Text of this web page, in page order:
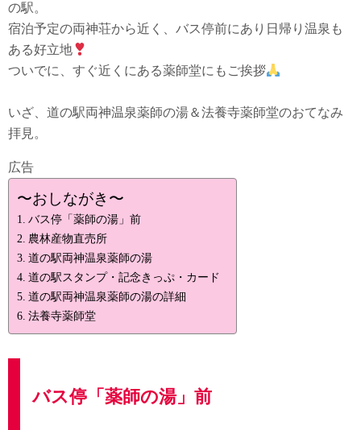
の駅。
宿泊予定の両神荘から近く、バス停前にあり日帰り温泉も
ある好立地
ついでに、すぐ近くにある薬師堂にもご挨拶
いざ、道の駅両神温泉薬師の湯＆法養寺薬師堂のおてなみ
拝見。
広告
〜おしながき〜
バス停「薬師の湯」前
農林産物直売所
道の駅両神温泉薬師の湯
道の駅スタンプ・記念きっぷ・カード
道の駅両神温泉薬師の湯の詳細
法養寺薬師堂
バス停「薬師の湯」前